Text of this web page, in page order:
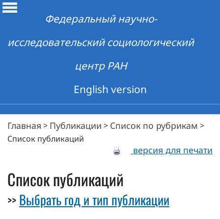
Федеральный научно-
исследовательский социологический
центр РАН
English version
Главная > Публикации > Список по рубрикам >
Список публикаций
версия для печати
Список публикаций
>>Выбрать год и тип публикации